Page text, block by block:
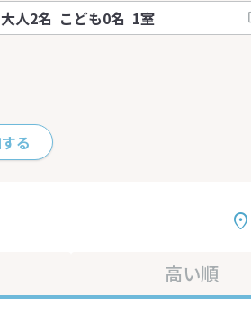
る
高い順